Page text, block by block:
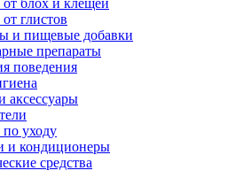
от блох и клещей
глистов
и пищевые добавки
препараты
поведения
аксессуары
по уходу
кондиционеры
средства